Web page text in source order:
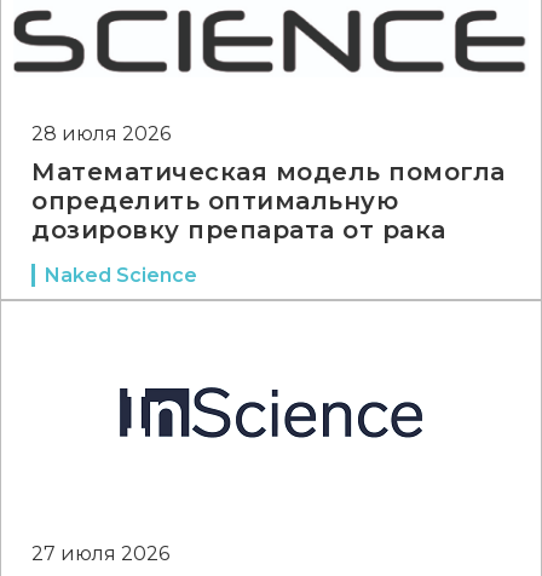
28 июля 2026
Математическая модель помогла
определить оптимальную
дозировку препарата от рака
Naked Science
27 июля 2026